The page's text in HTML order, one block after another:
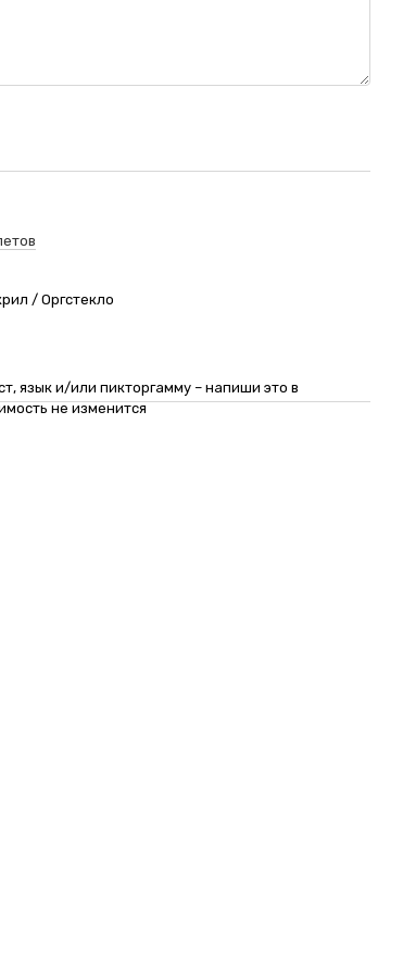
/ Оргстекло
язык и/или пикторгамму – напиши это в
не изменится